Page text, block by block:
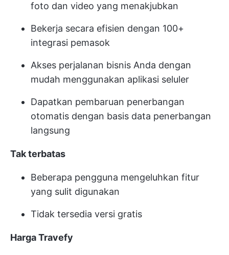
foto dan video yang menakjubkan
Bekerja secara efisien dengan 100+
integrasi pemasok
Akses perjalanan bisnis Anda dengan
mudah menggunakan aplikasi seluler
Dapatkan pembaruan penerbangan
otomatis dengan basis data penerbangan
langsung
Tak terbatas
Beberapa pengguna mengeluhkan fitur
yang sulit digunakan
Tidak tersedia versi gratis
Harga Travefy